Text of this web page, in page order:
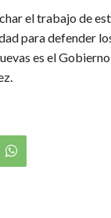
el trabajo de
para defender
es el